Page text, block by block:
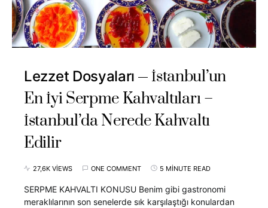
Lezzet Dosyaları
İstanbul’un
En İyi Serpme Kahvaltıları –
İstanbul’da Nerede Kahvaltı
Edilir
27,6K VIEWS ONE COMMENT 5 MINUTE READ
SERPME KAHVALTI KONUSU Benim gibi gastronomi
meraklılarının son senelerde sık karşılaştığı konulardan